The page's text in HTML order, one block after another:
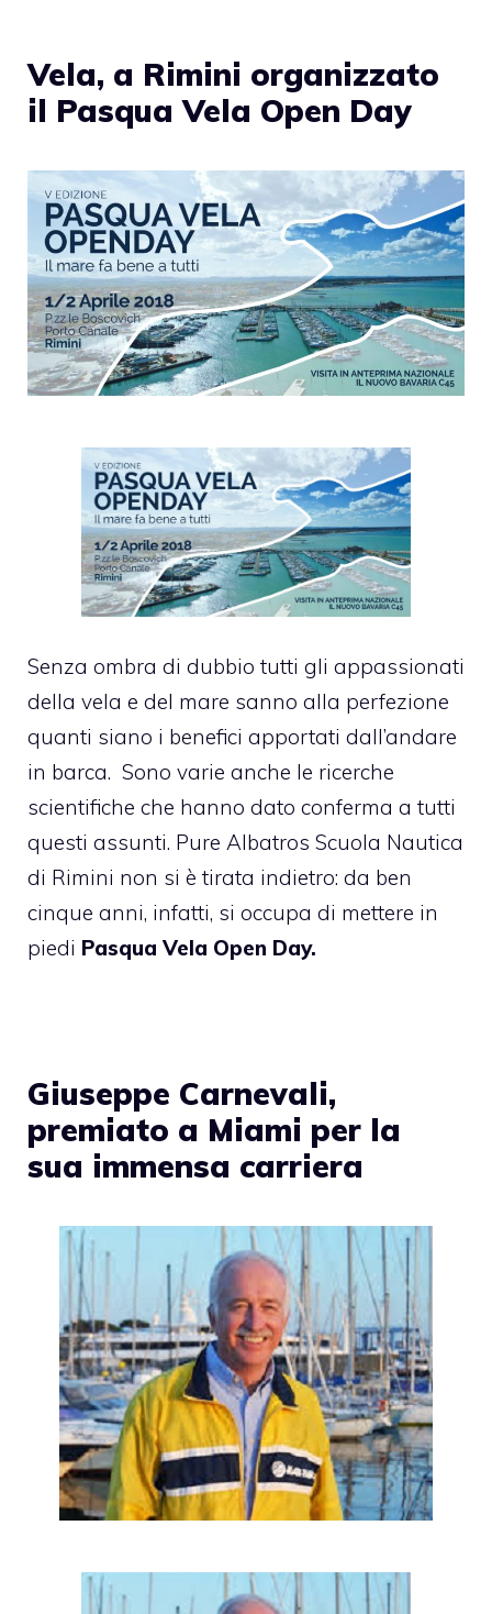
Vela, a Rimini organizzato
il Pasqua Vela Open Day
Senza ombra di dubbio tutti gli appassionati
della vela e del mare sanno alla perfezione
quanti siano i benefici apportati dall’andare
in barca. Sono varie anche le ricerche
scientifiche che hanno dato conferma a tutti
questi assunti. Pure Albatros Scuola Nautica
di Rimini non si è tirata indietro: da ben
cinque anni, infatti, si occupa di mettere in
piedi Pasqua Vela Open Day.
Giuseppe Carnevali,
premiato a Miami per la
sua immensa carriera